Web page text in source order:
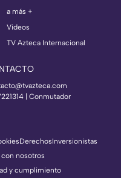
a más +
Videos
TV Azteca Internacional
| Conmutador
DerechosInversionistas
con nosotros
y cumplimiento